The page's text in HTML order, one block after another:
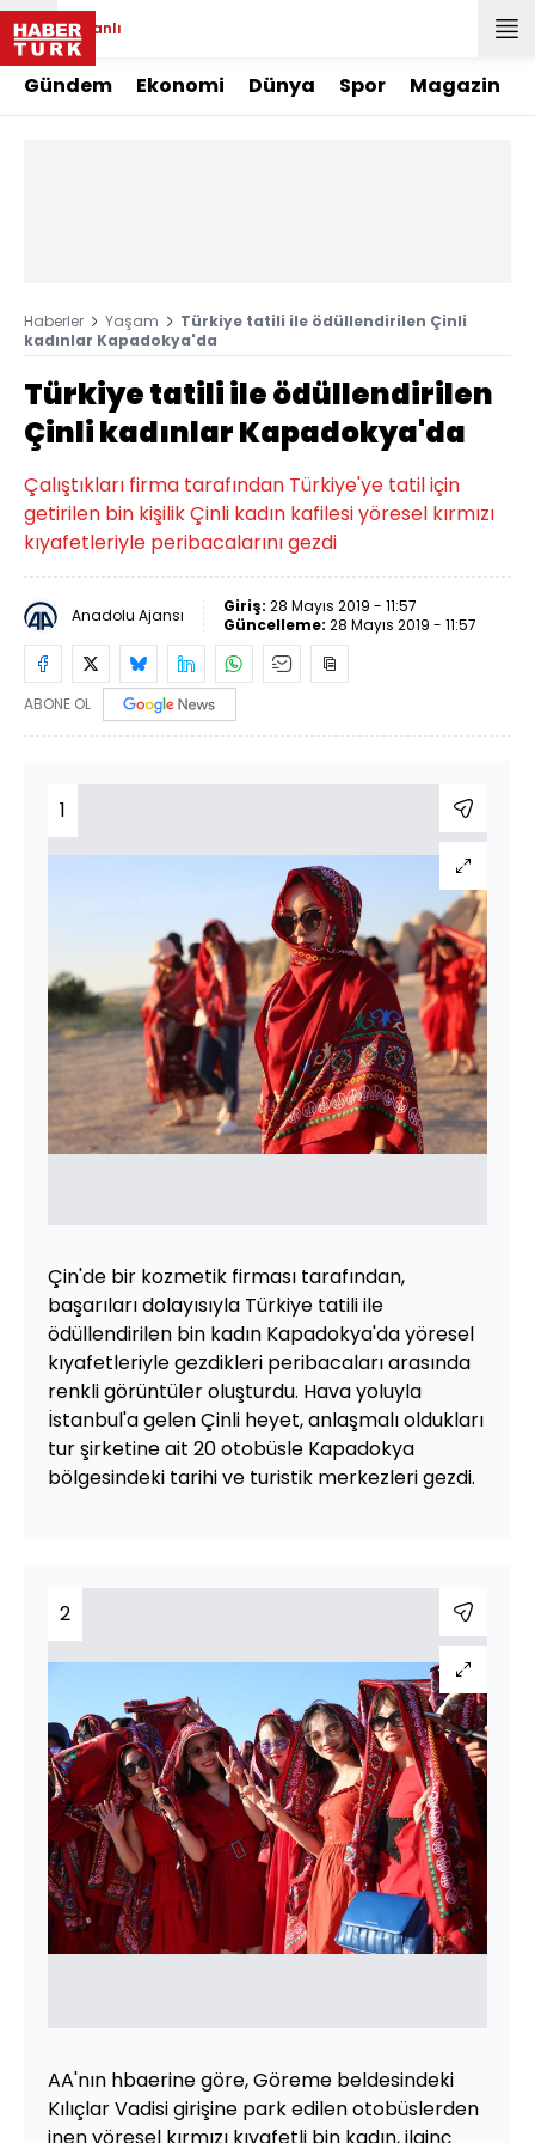
Canlı
Gündem Ekonomi Dünya Spor Magazin
Haberler Yaşam
Türkiye tatili ile ödüllendirilen Çinli
kadınlar Kapadokya'da
Türkiye tatili ile ödüllendirilen
Çinli kadınlar Kapadokya'da
Çalıştıkları firma tarafından Türkiye'ye tatil için
getirilen bin kişilik Çinli kadın kafilesi yöresel kırmızı
kıyafetleriyle peribacalarını gezdi
Anadolu Ajansı Giriş: 28 Mayıs 2019 - 11:57
Güncelleme: 28 Mayıs 2019 - 11:57
ABONE OL
1
Çin'de bir kozmetik firması tarafından,
başarıları dolayısıyla Türkiye tatili ile
ödüllendirilen bin kadın Kapadokya'da yöresel
kıyafetleriyle gezdikleri peribacaları arasında
renkli görüntüler oluşturdu. Hava yoluyla
İstanbul'a gelen Çinli heyet, anlaşmalı oldukları
tur şirketine ait 20 otobüsle Kapadokya
bölgesindeki tarihi ve turistik merkezleri gezdi.
2
AA'nın hbaerine göre, Göreme beldesindeki
Kılıçlar Vadisi girişine park edilen otobüslerden